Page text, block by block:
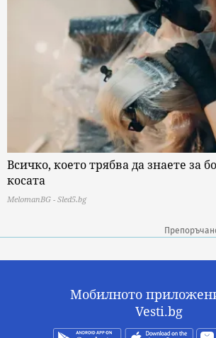
Всичко, което трябва да знаете за
косата
MelomanBG - Sled5.bg
Мобилното
Vesti.bg